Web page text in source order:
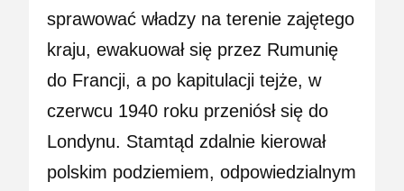
sprawować władzy na terenie zajętego
kraju, ewakuował się przez Rumunię
do Francji, a po kapitulacji tejże, w
czerwcu 1940 roku przeniósł się do
Londynu. Stamtąd zdalnie kierował
polskim podziemiem, odpowiedzialnym